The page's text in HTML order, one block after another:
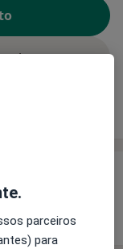
parceiros
para